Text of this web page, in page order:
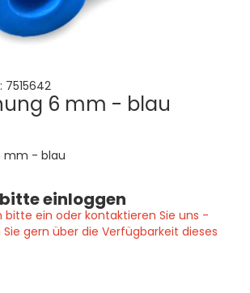
7515642
6 mm - blau
mm - blau
bitte einloggen
bitte ein oder kontaktieren Sie uns -
gern über die Verfügbarkeit dieses